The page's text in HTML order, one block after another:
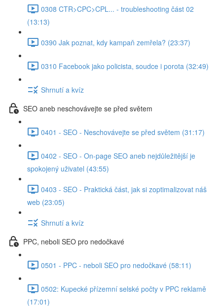
0308 CTR>CPC>CPL... - troubleshooting část 02
(13:13)
0390 Jak poznat, kdy kampaň zemřela? (23:37)
0310 Facebook jako policista, soudce i porota (32:49)
Shrnutí a kvíz
SEO aneb neschovávejte se před světem
0401 - SEO - Neschovávejte se před světem (31:17)
0402 - SEO - On-page SEO aneb nejdůležitější je
spokojený uživatel (43:55)
0403 - SEO - Praktická část, jak si zoptimalizovat náš
web (23:05)
Shrnutí a kvíz
PPC, neboli SEO pro nedočkavé
0501 - PPC - neboli SEO pro nedočkavé (58:11)
0502: Kupecké přízemní selské počty v PPC reklamě
(17:01)